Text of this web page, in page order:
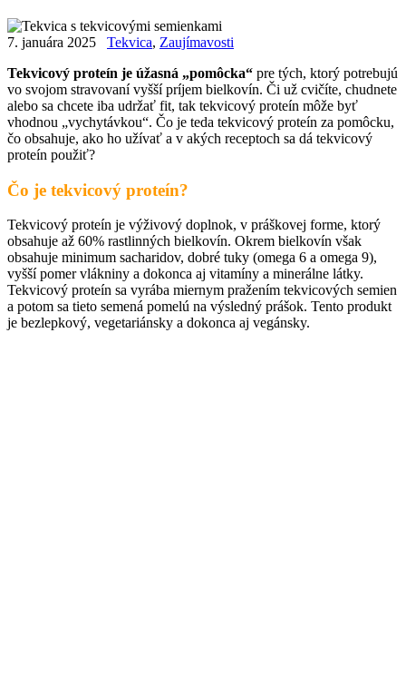
7. januára 2025 Tekvica, Zaujímavosti
Tekvicový proteín je úžasná „pomôcka“ pre tých, ktorý potrebujú
vo svojom stravovaní vyšší príjem bielkovín. Či už cvičíte, chudnete
alebo sa chcete iba udržať fit, tak tekvicový proteín môže byť
vhodnou „vychytávkou“. Čo je teda tekvicový proteín za pomôcku,
čo obsahuje, ako ho užívať a v akých receptoch sa dá tekvicový
proteín použiť?
Čo je tekvicový proteín?
Tekvicový proteín je výživový doplnok, v práškovej forme, ktorý
obsahuje až 60% rastlinných bielkovín. Okrem bielkovín však
obsahuje minimum sacharidov, dobré tuky (omega 6 a omega 9),
vyšší pomer vlákniny a dokonca aj vitamíny a minerálne látky.
Tekvicový proteín sa vyrába miernym pražením tekvicových semien
a potom sa tieto semená pomelú na výsledný prášok. Tento produkt
je bezlepkový, vegetariánsky a dokonca aj vegánsky.